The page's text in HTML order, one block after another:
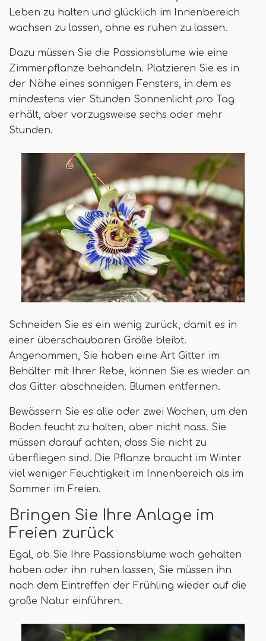
Leben zu halten und glücklich im Innenbereich
wachsen zu lassen, ohne es ruhen zu lassen.
Dazu müssen Sie die Passionsblume wie eine
Zimmerpflanze behandeln. Platzieren Sie es in
der Nähe eines sonnigen Fensters, in dem es
mindestens vier Stunden Sonnenlicht pro Tag
erhält, aber vorzugsweise sechs oder mehr
Stunden.
Schneiden Sie es ein wenig zurück, damit es in
einer überschaubaren Größe bleibt.
Angenommen, Sie haben eine Art Gitter im
Behälter mit Ihrer Rebe, können Sie es wieder an
das Gitter abschneiden. Blumen entfernen.
Bewässern Sie es alle oder zwei Wochen, um den
Boden feucht zu halten, aber nicht nass. Sie
müssen darauf achten, dass Sie nicht zu
überfliegen sind. Die Pflanze braucht im Winter
viel weniger Feuchtigkeit im Innenbereich als im
Sommer im Freien.
Bringen Sie Ihre Anlage im
Freien zurück
Egal, ob Sie Ihre Passionsblume wach gehalten
haben oder ihn ruhen lassen, Sie müssen ihn
nach dem Eintreffen der Frühling wieder auf die
große Natur einführen.